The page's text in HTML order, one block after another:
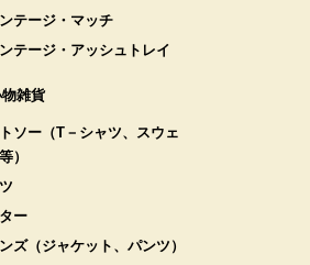
テージ・マッチ
テージ・アッシュトレイ
雑貨
ソー（T－シャツ、スウェ
）
ー
ズ（ジャケット、パンツ）